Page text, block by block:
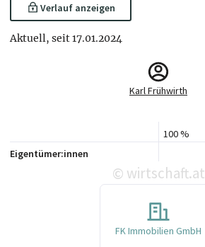
Verlauf anzeigen
Aktuell, seit 17.01.2024
Karl Frühwirth
100 %
Eigentümer:innen
© wirtschaft.at
FK Immobilien GmbH